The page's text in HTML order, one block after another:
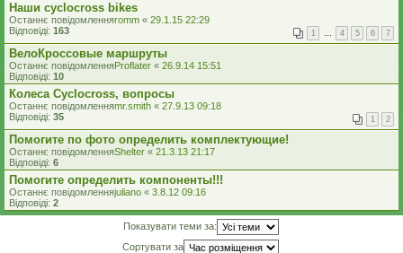
Наши cyclocross bikes
Останнє повідомленняromm « 29.1.15 22:29
Відповіді: 163 1 … 4 5 6 7
ВелоКроссовые маршруты
Останнє повідомленняProflater « 26.9.14 15:51
Відповіді: 10
Колеса Cyclocross, вопросы
Останнє повідомленняmr.smith « 27.9.13 09:18
Відповіді: 35 1 2
Помогите по фото определить комплектующие!
Останнє повідомленняShelter « 21.3.13 21:17
Відповіді: 6
Помогите определить компоненты!!!
Останнє повідомленняjuliano « 3.8.12 09:16
Відповіді: 2
Показувати теми за:
Сортувати за